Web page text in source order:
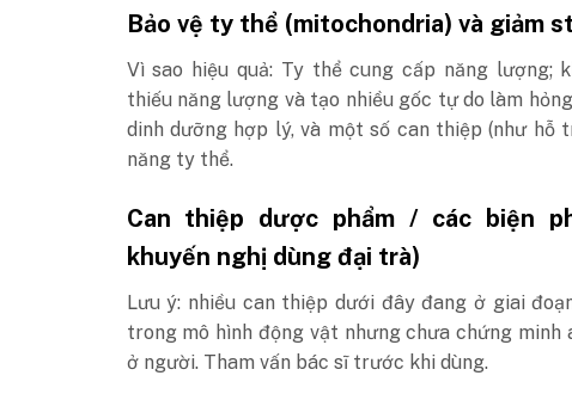
Bảo vệ ty thể (mitochondria) và giảm
Vì sao hiệu quả: Ty thể cung cấp năng lượng;
thiếu năng lượng và tạo nhiều gốc tự do làm
dinh dưỡng hợp lý, và một số can thiệp (như hỗ
năng ty thể.
Can thiệp dược phẩm / các biện
khuyến nghị dùng đại trà)
Lưu ý: nhiều can thiệp dưới đây đang ở giai
trong mô hình động vật nhưng chưa chứng minh
ở người. Tham vấn bác sĩ trước khi dùng.